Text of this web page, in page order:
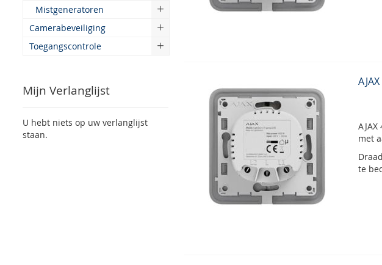
met
te
Mistgeneratoren
Camerabeveiliging
Toegangscontrole
Mijn Verlanglijst
U hebt niets op uw verlanglijst
staan.